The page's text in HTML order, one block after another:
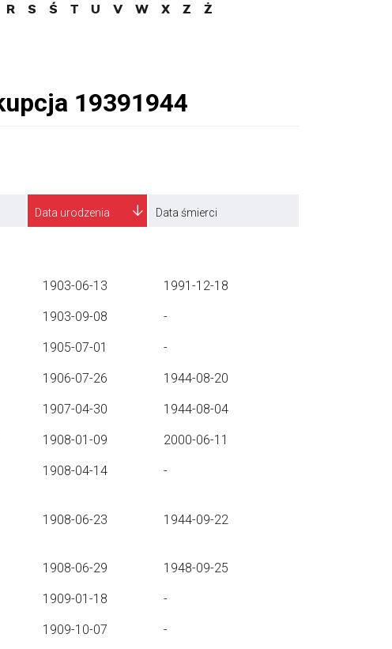
R S Ś T U V W X Z
Ż
Data urodzenia Data śmierci
1903-06-13 1991-12-18
1903-09-08 -
1905-07-01 -
1906-07-26 1944-08-20
1907-04-30 1944-08-04
1908-01-09 2000-06-11
1908-04-14 -
1908-06-23 1944-09-22
1908-06-29 1948-09-25
1909-01-18 -
1909-10-07 -